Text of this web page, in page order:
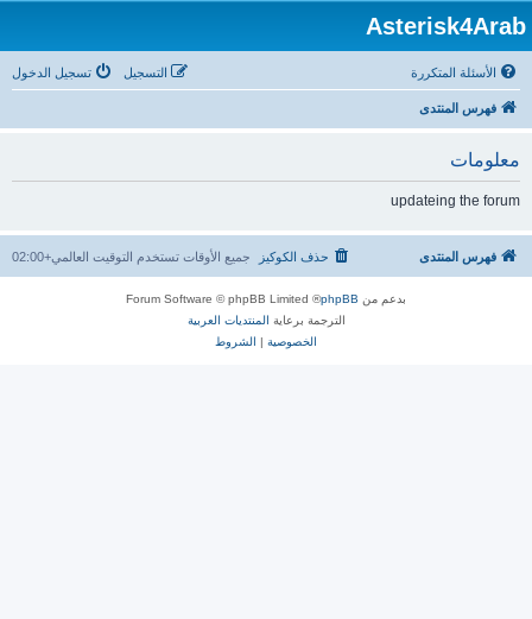
Asterisk4Arab
الأسئلة المتكررة تسجيل الدخول التسجيل
فهرس المنتدى
معلومات
updateing the forum
فهرس المنتدى جميع الأوقات تستخدم التوقيت العالمي+02:00 حذف الكوكيز
بدعم من phpBB
® Forum Software © phpBB Limited
الترجمة برعاية المنتديات العربية
الخصوصية | الشروط